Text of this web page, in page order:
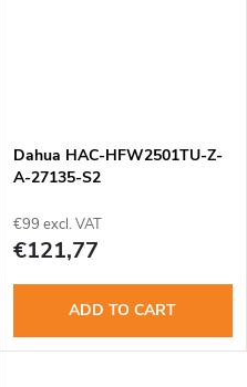
Dahua HAC-HFW2501TU-Z-
A-27135-S2
€99 excl. VAT
€121,77
ADD TO CART